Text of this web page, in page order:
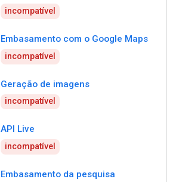
incompatível
Embasamento com o Google Maps
incompatível
Geração de imagens
incompatível
API Live
incompatível
Embasamento da pesquisa